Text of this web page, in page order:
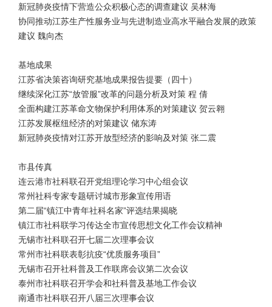
新冠肺炎疫情下营造公众积极心态的调查建议 吴林海
协同推动江苏生产性服务业与先进制造业高水平融合发展的政策
建议 魏向杰
基地成果
江苏省决策咨询研究基地成果报告提要（四十）
继续深化江苏“放管服”改革的问题分析及对策 程 倩
全面构建江苏革命文物保护利用体系的对策建议 贺云翱
江苏发展枢纽经济的对策建议 储东涛
新冠肺炎疫情对江苏开放型经济的影响及对策 张二震
市县传真
连云港市社科联召开党组理论学习中心组会议
常州社科专家专题研讨城市形象宣传用语
第二届“镇江中青年社科名家”评选结果揭晓
镇江市社科联学习传达全市宣传思想文化工作会议精神
无锡市社科联召开七届二次理事会议
常州市社科联表彰抗疫“优质服务项目”
无锡市召开社科普及工作联席会议第二次会议
泰州市社科联召开学会和社科普及基地工作会议
南通市社科联召开八届三次理事会议